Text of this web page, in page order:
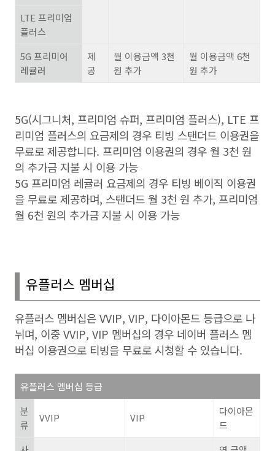
LTE 프리미엄
플러스
5G 프리미어
레귤러
제
공
월 이용금액 3천
원 추가
월 이용금액 6천
원 추가
5G(시그니처, 프리미엄 슈퍼, 프리미엄 플러스), LTE 프
리미엄 플러스의 요금제의 경우 티빙 스탠더드 이용권을
무료로 제공합니다. 프리미엄 이용권의 경우 월 3천 원
의 추가금 지불 시 이용 가능
5G 프리미엄 레귤러 요금제의 경우 티빙 베이직 이용권
을 무료로 제공하며, 스탠더드 월 3천 원 추가, 프리미엄
월 6천 원의 추가금 지불 시 이용 가능
유플러스 멤버십
유플러스 멤버십은VVIP, VIP, 다이아몬드 등급으로 나
뉘며, 이중VVIP, VIP 멤버십의 경우 네이버 플러스 멤
버십 이용권으로 티빙을 무료로 시청할 수 있습니다.
유플러스 멤버십 등급
분
류
VVIP VIP
다이아몬
드